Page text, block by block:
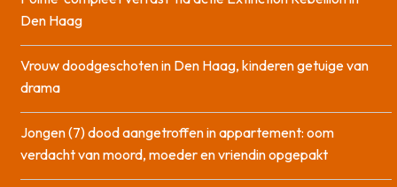
Den Haag
Vrouw doodgeschoten in Den Haag, kinderen getuige van
drama
Jongen (7) dood aangetroffen in appartement: oom
verdacht van moord, moeder en vriendin opgepakt